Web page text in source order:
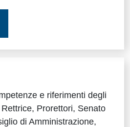
e riferimenti degli
Prorettori, Senato
di Amministrazione,